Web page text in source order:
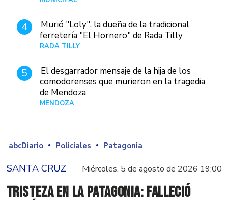
4
Murió "Loly", la dueña de la tradicional
ferretería "El Hornero" de Rada Tilly
RADA TILLY
5
El desgarrador mensaje de la hija de los
comodorenses que murieron en la tragedia
de Mendoza
MENDOZA
abcDiario Policiales Patagonia
SANTA CRUZ Miércoles, 5 de agosto de 2026 19:00
Tristeza en la Patagonia: falleció